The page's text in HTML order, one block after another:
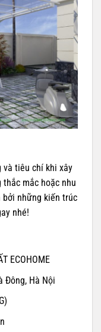
và tiêu chí khi xây
mắc hoặc nhu
những kiến trúc
nhé!
ECOHOME
Đông, Hà Nội